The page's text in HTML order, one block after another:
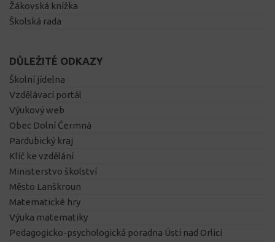
Žákovská knížka
Školská rada
DŮLEŽITÉ ODKAZY
Školní jídelna
Vzdělávací portál
Výukový web
Obec Dolní Čermná
Pardubický kraj
Klíč ke vzdělání
Ministerstvo školství
Město Lanškroun
Matematické hry
Výuka matematiky
Pedagogicko-psychologická poradna Ústí nad Orlicí